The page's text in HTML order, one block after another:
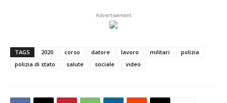
Advertisement
TAGS 2020 corso datore lavoro militari
polizia
polizia di stato
salute sociale video